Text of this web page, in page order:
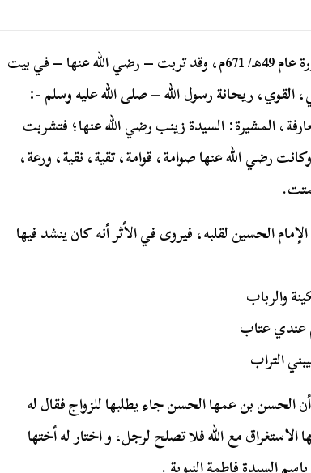
ولدت السيدة سكينة في المدينة المنورة عام 49هـ/ 671م، وقد تربت – رضي الله عنها – في بيت
القوي، ريحانة رسول الله – صلى الله عليه وسلم -:
المشيرة: السيدة زينب رضي الله عنها؛ فتشربت
رضي الله عنها صوامة، قوامة، تقية، نقية، ورعة،
الحسين لقلبه، فيروى في الأثر أنه كان ينشد فيها
والرباب
عندي عتاب
التراب
الحسن بن عمها الحسن جاء يطلبها للزواج فقال له
الاستغراق مع الله فلا تصلح لرجل، و اختار له أختها